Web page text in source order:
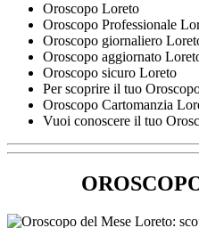
Oroscopo Loreto
Oroscopo Professionale
Oroscopo giornaliero
Oroscopo aggiornato
Oroscopo sicuro Loreto
Per scoprire il tuo
Oroscopo Cartomanzia
Vuoi conoscere il tuo